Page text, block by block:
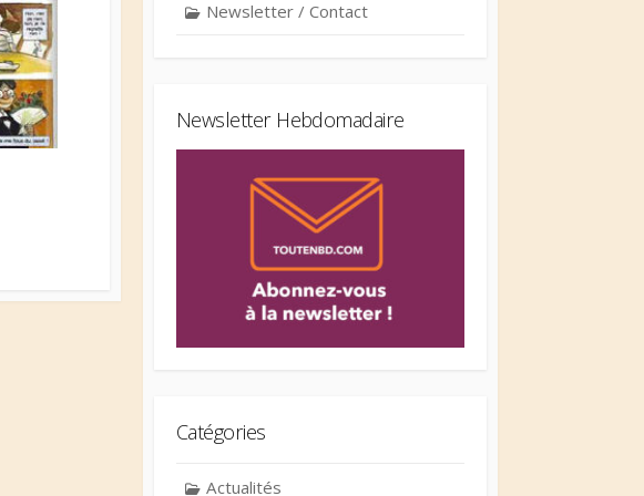
Newsletter / Contact
Newsletter Hebdomadaire
Catégories
Actualités